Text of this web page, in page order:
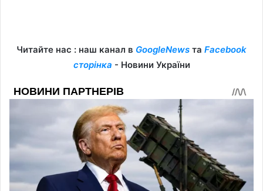
Читайте нас : наш канал в GoogleNews та Facebook
сторінка - Новини України